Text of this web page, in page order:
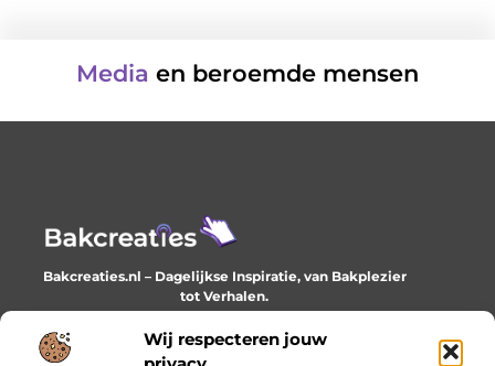
Wij respecteren jouw
Media en beroemde mensen
Bakcreaties.nl – Dagelijkse Inspiratie, van Bakplezier
tot Verhalen.
Ontdek unieke en creatieve verhalen die je elke dag
verrijken en inspireren.